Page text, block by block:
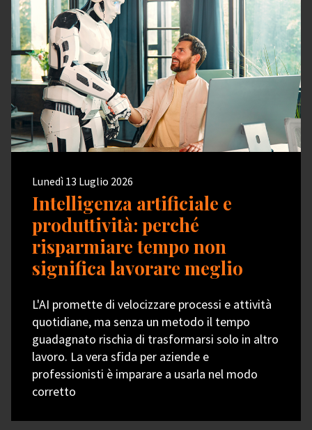
Lunedì 13 Luglio 2026
Intelligenza artificiale e
produttività: perché
risparmiare tempo non
significa lavorare meglio
L'AI promette di velocizzare processi e attività
quotidiane, ma senza un metodo il tempo
guadagnato rischia di trasformarsi solo in altro
lavoro. La vera sfida per aziende e
professionisti è imparare a usarla nel modo
corretto